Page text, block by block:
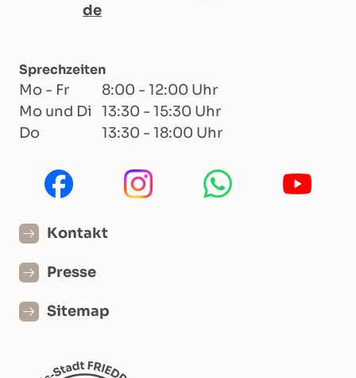
de
Sprechzeiten
Mo - Fr
8:00 - 12:00 Uhr
Mo und Di
13:30 - 15:30 Uhr
Do
13:30 - 18:00 Uhr
Kontakt
Presse
Sitemap